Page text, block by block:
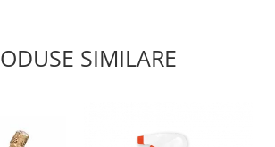
SIMILARE